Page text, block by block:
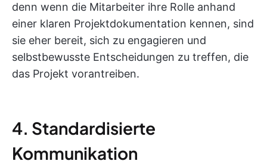
denn wenn die Mitarbeiter ihre Rolle anhand
einer klaren Projektdokumentation kennen, sind
sie eher bereit, sich zu engagieren und
selbstbewusste Entscheidungen zu treffen, die
das Projekt vorantreiben.
4. Standardisierte
Kommunikation